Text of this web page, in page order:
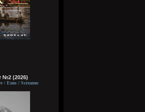
№2 (2026)
/ Emo / Screamo